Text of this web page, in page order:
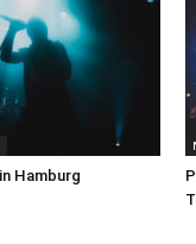
Hamburg